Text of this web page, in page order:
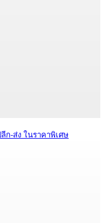
ก-ส่ง ในราคาพิเศษ